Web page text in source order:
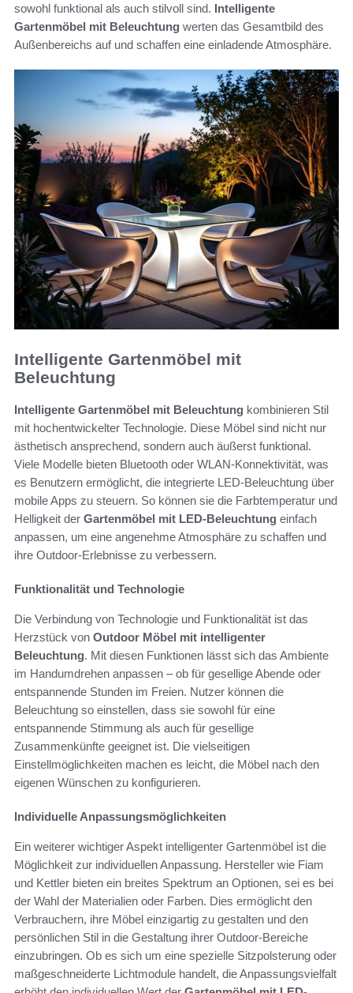
sowohl funktional als auch stilvoll sind. Intelligente
Gartenmöbel mit Beleuchtung werten das Gesamtbild des
Außenbereichs auf und schaffen eine einladende Atmosphäre.
Intelligente Gartenmöbel mit
Beleuchtung
Intelligente Gartenmöbel mit Beleuchtung kombinieren Stil
mit hochentwickelter Technologie. Diese Möbel sind nicht nur
ästhetisch ansprechend, sondern auch äußerst funktional.
Viele Modelle bieten Bluetooth oder WLAN-Konnektivität, was
es Benutzern ermöglicht, die integrierte LED-Beleuchtung über
mobile Apps zu steuern. So können sie die Farbtemperatur und
Helligkeit der Gartenmöbel mit LED-Beleuchtung einfach
anpassen, um eine angenehme Atmosphäre zu schaffen und
ihre Outdoor-Erlebnisse zu verbessern.
Funktionalität und Technologie
Die Verbindung von Technologie und Funktionalität ist das
Herzstück von Outdoor Möbel mit intelligenter
Beleuchtung. Mit diesen Funktionen lässt sich das Ambiente
im Handumdrehen anpassen – ob für gesellige Abende oder
entspannende Stunden im Freien. Nutzer können die
Beleuchtung so einstellen, dass sie sowohl für eine
entspannende Stimmung als auch für gesellige
Zusammenkünfte geeignet ist. Die vielseitigen
Einstellmöglichkeiten machen es leicht, die Möbel nach den
eigenen Wünschen zu konfigurieren.
Individuelle Anpassungsmöglichkeiten
Ein weiterer wichtiger Aspekt intelligenter Gartenmöbel ist die
Möglichkeit zur individuellen Anpassung. Hersteller wie Fiam
und Kettler bieten ein breites Spektrum an Optionen, sei es bei
der Wahl der Materialien oder Farben. Dies ermöglicht den
Verbrauchern, ihre Möbel einzigartig zu gestalten und den
persönlichen Stil in die Gestaltung ihrer Outdoor-Bereiche
einzubringen. Ob es sich um eine spezielle Sitzpolsterung oder
maßgeschneiderte Lichtmodule handelt, die Anpassungsvielfalt